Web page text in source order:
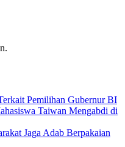
Pemilihan Gubernur BI
Taiwan Mengabdi di
Jaga Adab Berpakaian